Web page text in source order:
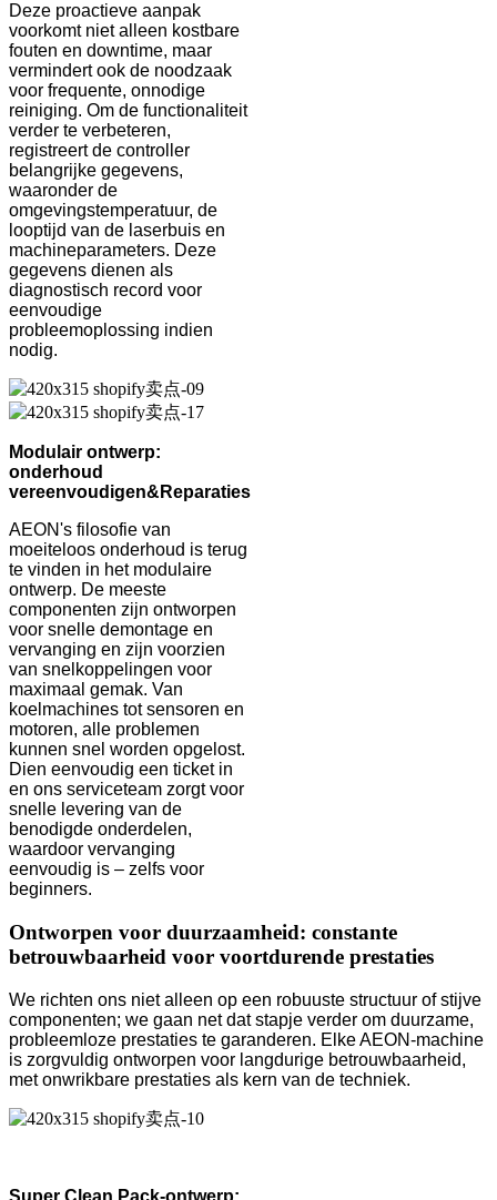
Deze proactieve aanpak
voorkomt niet alleen kostbare
fouten en downtime, maar
vermindert ook de noodzaak
voor frequente, onnodige
reiniging. Om de functionaliteit
verder te verbeteren,
registreert de controller
belangrijke gegevens,
waaronder de
omgevingstemperatuur, de
looptijd van de laserbuis en
machineparameters. Deze
gegevens dienen als
diagnostisch record voor
eenvoudige
probleemoplossing indien
nodig.
Modulair ontwerp:
onderhoud
vereenvoudigen& Reparaties
AEON's filosofie van
moeiteloos onderhoud is terug
te vinden in het modulaire
ontwerp. De meeste
componenten zijn ontworpen
voor snelle demontage en
vervanging en zijn voorzien
van snelkoppelingen voor
maximaal gemak. Van
koelmachines tot sensoren en
motoren, alle problemen
kunnen snel worden opgelost.
Dien eenvoudig een ticket in
en ons serviceteam zorgt voor
snelle levering van de
benodigde onderdelen,
waardoor vervanging
eenvoudig is – zelfs voor
beginners.
Ontworpen voor duurzaamheid: constante
betrouwbaarheid voor voortdurende prestaties
We richten ons niet alleen op een robuuste structuur of stijve
componenten; we gaan net dat stapje verder om duurzame,
probleemloze prestaties te garanderen. Elke AEON-machine
is zorgvuldig ontworpen voor langdurige betrouwbaarheid,
met onwrikbare prestaties als kern van de techniek.
Super Clean Pack-ontwerp: